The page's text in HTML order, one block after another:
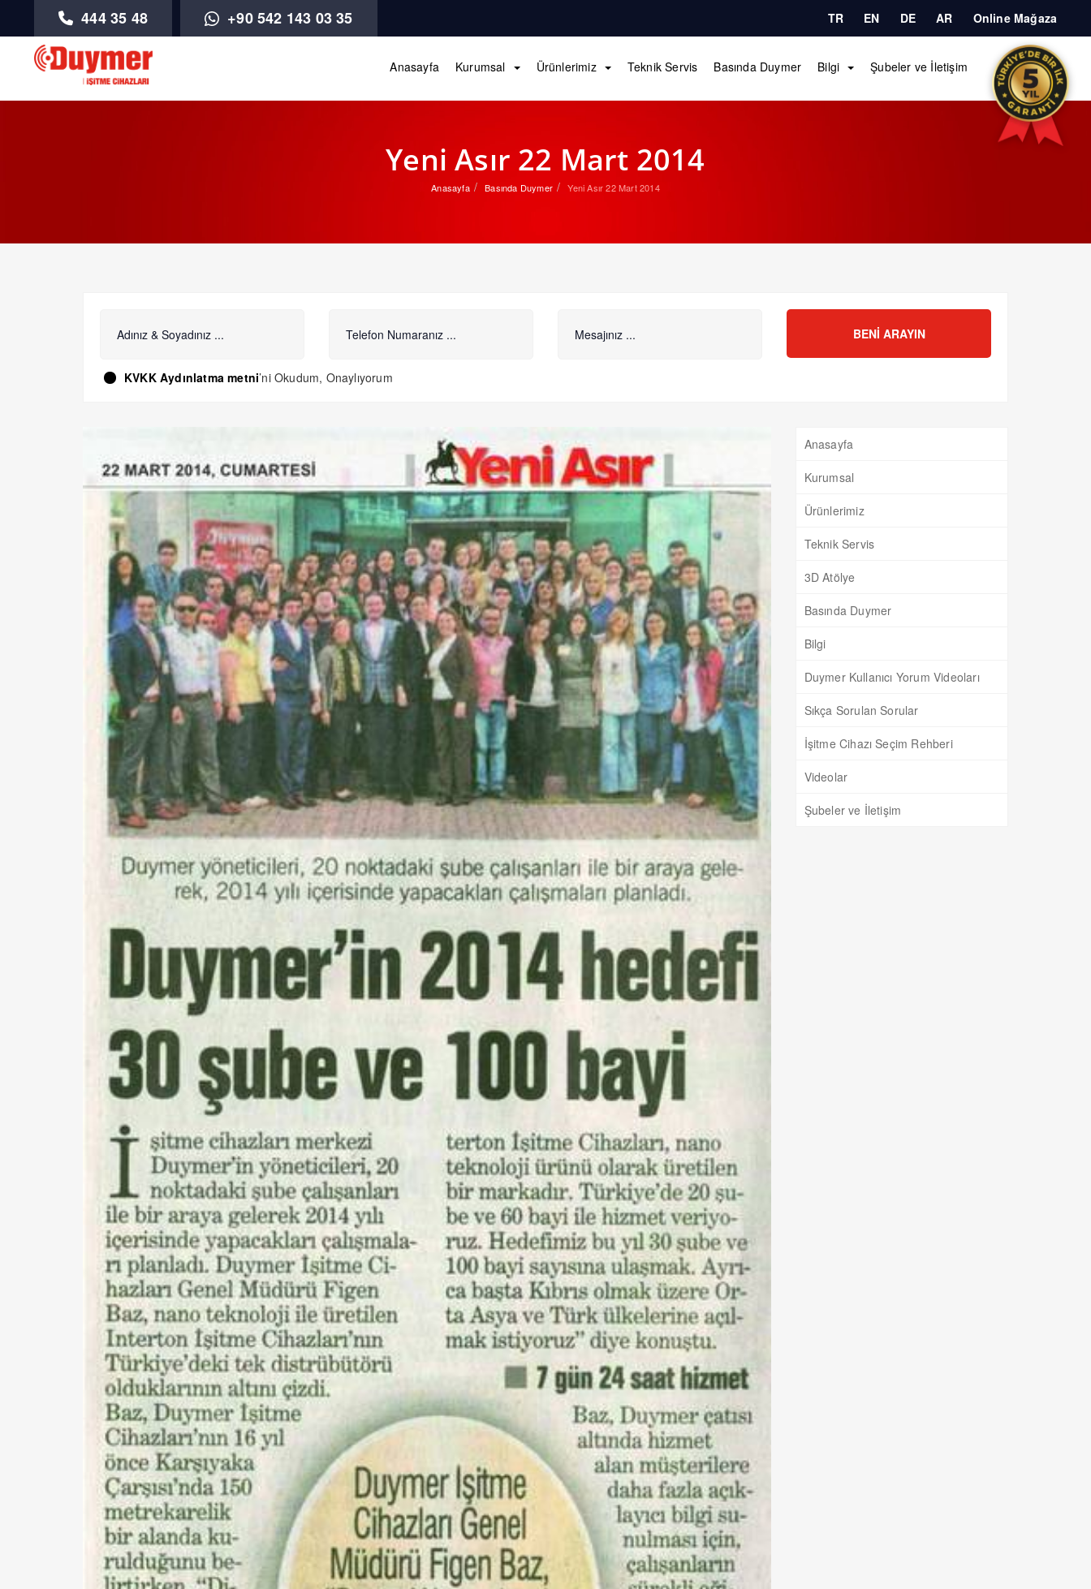
444 35 48 +90 542 143 03 35 Online Mağaza
AR
DE
EN
TR
Anasayfa Kurumsal Ürünlerimiz Teknik Servis Basında Duymer Bilgi Şubeler ve İletişim
Yeni Asır 22 Mart 2014
Anasayfa Basında Duymer Yeni Asır 22 Mart 2014
BENI ARAYIN
KVKK Aydınlatma metni’ni Okudum, Onaylıyorum
Anasayfa
Kurumsal
Ürünlerimiz
Teknik Servis
3D Atölye
Basında Duymer
Bilgi
Duymer Kullanıcı Yorum Videoları
Sıkça Sorulan Sorular
İşitme Cihazı Seçim Rehberi
Videolar
Şubeler ve İletişim